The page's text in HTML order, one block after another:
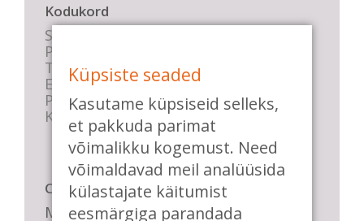
Kodukord
Stuudio sisekord
Privaatsustingimused
Tasemete kirjeldused
E-poe tingimused
Parkimise info
KKK
Casa de Baile
Me pühendume lõbusale olemisele,
Küpsiste seaded
Kasutame küpsiseid selleks,
et pakkuda parimat
võimalikku kogemust. Need
võimaldavad meil analüüsida
külastajate käitumist
eesmärgiga parandada